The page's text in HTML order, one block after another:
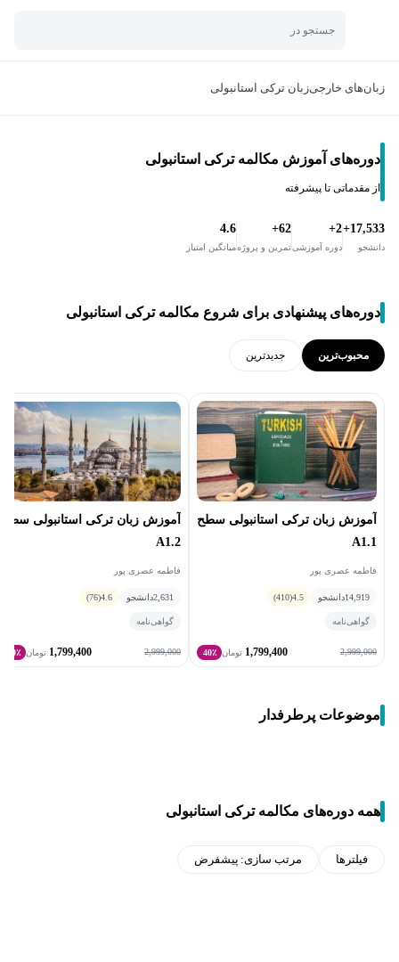
جستجو در
زبان‌های خارجیزبان ترکی استانبولی
دوره‌های آموزش مکالمه ترکی استانبولی
از مقدماتی تا پیشرفته
17,533+
دانشجو
2+
دوره آموزشی
62+
تمرین و پروژه
4.6
میانگین امتیاز
دوره‌های پیشنهادی برای شروع مکالمه ترکی استانبولی
محبوب‌ترین جدید‌ترین
آموزش زبان ترکی استانبولی سطح
A1.1
فاطمه عصری پور
14,919دانشجو 4.5
(410)
گواهی‌نامه
2,999,000
1,799,400 تومان 40٪
آموزش زبان ترکی استانبولی سطح
A1.2
فاطمه عصری پور
2,631دانشجو 4.6
(76)
گواهی‌نامه
2,999,000
1,799,400 تومان 40٪
موضوعات پرطرفدار
همه دوره‌های مکالمه ترکی استانبولی
فیلترها مرتب سازی: پیشفرض